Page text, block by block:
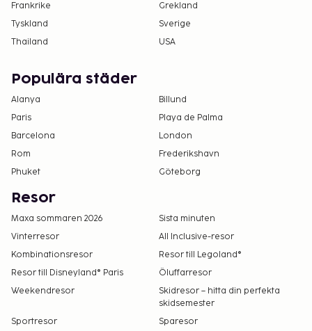
Frankrike
Grekland
Tyskland
Sverige
Thailand
USA
Populära städer
Alanya
Billund
Paris
Playa de Palma
Barcelona
London
Rom
Frederikshavn
Phuket
Göteborg
Resor
Maxa sommaren 2026
Sista minuten
Vinterresor
All Inclusive-resor
Kombinationsresor
Resor till Legoland®
Resor till Disneyland® Paris
Öluffarresor
Weekendresor
Skidresor – hitta din perfekta
skidsemester
Sportresor
Sparesor